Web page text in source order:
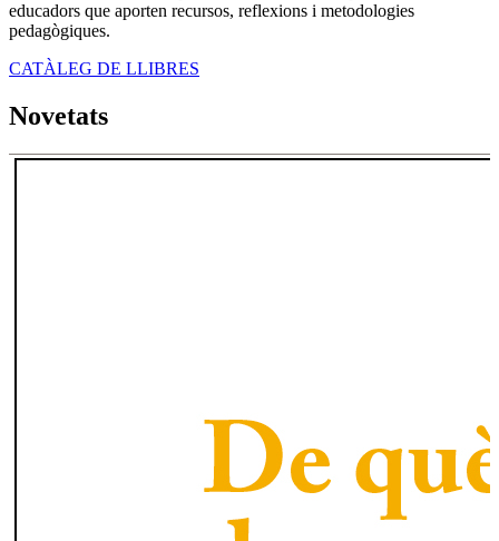
educadors que aporten recursos, reflexions i metodologies
pedagògiques.
CATÀLEG DE LLIBRES
Novetats